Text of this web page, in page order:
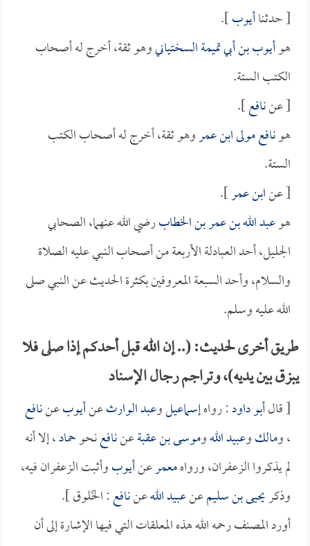
[ حدثناأيوب].
هوأيوب بن أبي تميمة السختيانيوهو ثقة، أخرج له أصحاب
الكتب الستة.
[ عننافع].
هونافع مولى ابن عمروهو ثقة، أخرج له أصحاب الكتب
الستة.
[ عنابن عمر].
هوعبد الله بن عمر بن الخطابرضي الله عنهما، الصحابي
الجليل، أحد العبادلة الأربعة من أصحاب النبي عليه الصلاة
والسلام، وأحد السبعة المعروفين بكثرة الحديث عن النبي صلى
الله عليه وسلم.
طريق أخرى لحديث: (.. إن الله قبل أحدكم إذا صلى فلا
يبزق بين يديه)، وتراجم رجال الإسناد
[ قالأبو داود: رواهإسماعيلوعبد الوارثعنأيوبعننافع
، ومالكوعبيد اللهوموسى بن عقبةعننافعنحوحماد، إلا أنه
لم يذكروا الزعفران، ورواهمعمرعنأيوبوأثبت الزعفران فيه،
وذكريحيى بن سليمعنعبيد اللهعننافع: الخَلوق ].
أورد المصنف رحمه الله هذه المعلقات التي فيها الإشارة إلى أن